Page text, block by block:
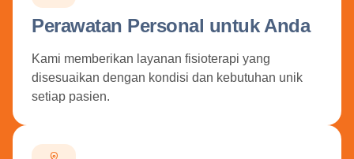
Perawatan Personal untuk Anda
Kami memberikan layanan fisioterapi yang
disesuaikan dengan kondisi dan kebutuhan unik
setiap pasien.